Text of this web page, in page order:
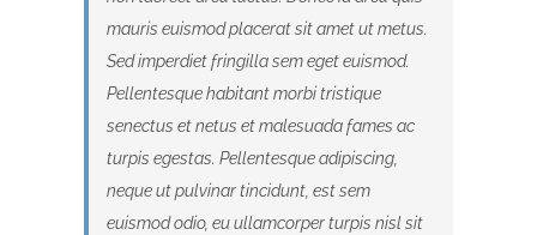
mauris euismod placerat sit amet ut metus.
Sed imperdiet fringilla sem eget euismod.
Pellentesque habitant morbi tristique
senectus et netus et malesuada fames ac
turpis egestas. Pellentesque adipiscing,
neque ut pulvinar tincidunt, est sem
euismod odio, eu ullamcorper turpis nisl sit